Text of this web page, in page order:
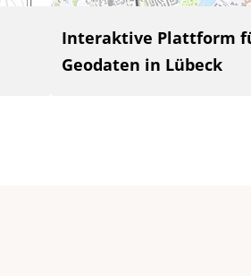
Interaktive Plattform
Geodaten in Lübeck